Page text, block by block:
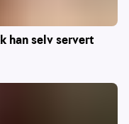
han selv servert